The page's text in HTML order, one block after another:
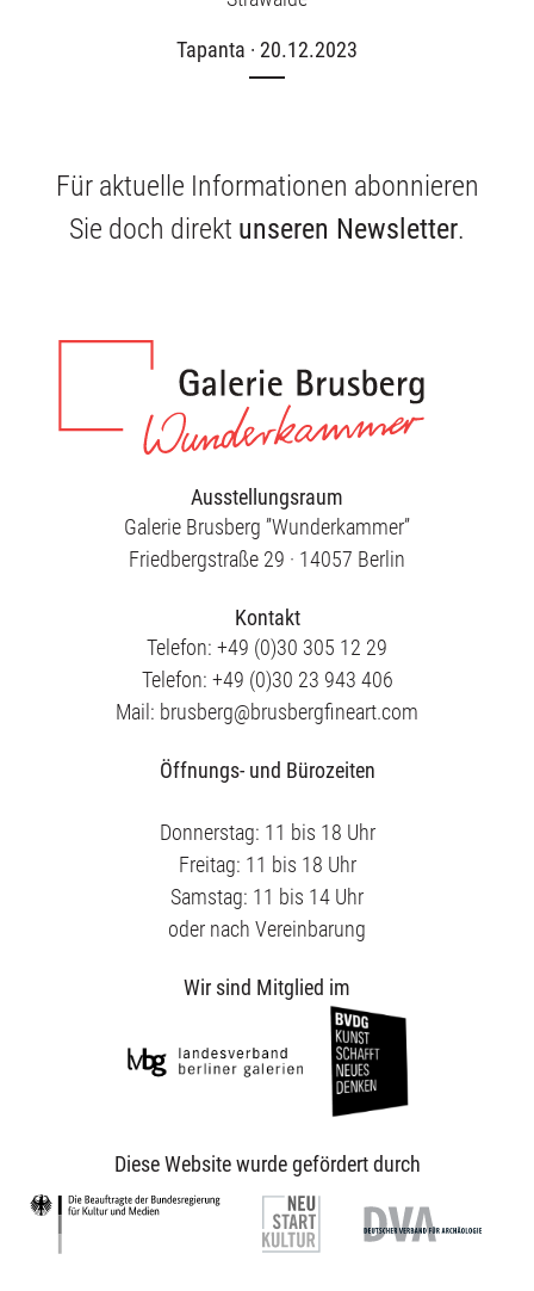
Tapanta · 20.12.2023
Für aktuelle Informationen abonnieren
Sie doch direkt unseren Newsletter.
Ausstellungsraum
Galerie Brusberg ”Wunderkammer”
Friedbergstraße 29 · 14057 Berlin
Kontakt
Telefon: +49 (0)30 305 12 29
Telefon: +49 (0)30 23 943 406
Mail: brusberg@brusbergfineart.com
Öffnungs- und Bürozeiten
Donnerstag: 11 bis 18 Uhr
Freitag: 11 bis 18 Uhr
Samstag: 11 bis 14 Uhr
oder nach Vereinbarung
Wir sind Mitglied im
Diese Website wurde gefördert durch